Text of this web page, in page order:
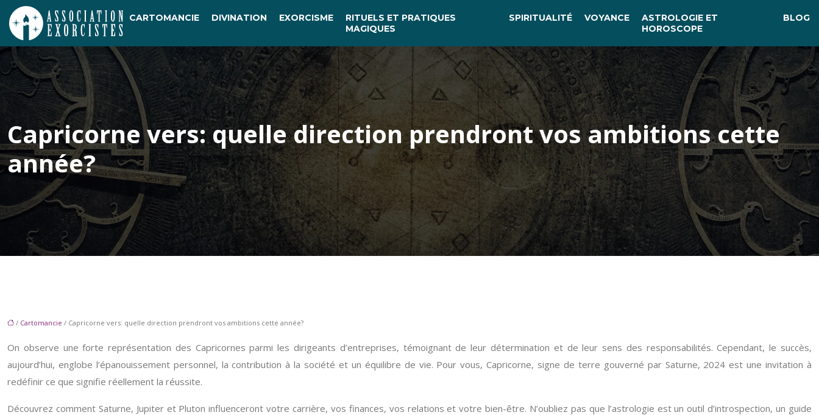
CARTOMANCIE DIVINATION EXORCISME
RITUELS ET PRATIQUES
MAGIQUES
SPIRITUALITÉ VOYANCE
ASTROLOGIE ET
HOROSCOPE
BLOG
Capricorne vers: quelle direction prendront vos ambitions cette
année?
/ Cartomancie / Capricorne vers: quelle direction prendront vos ambitions cette année?
On observe une forte représentation des Capricornes parmi les dirigeants d’entreprises, témoignant de leur détermination et de leur sens des responsabilités. Cependant, le succès,
aujourd’hui, englobe l’épanouissement personnel, la contribution à la société et un équilibre de vie. Pour vous, Capricorne, signe de terre gouverné par Saturne, 2024 est une invitation à
redéfinir ce que signifie réellement la réussite.
Découvrez comment Saturne, Jupiter et Pluton influenceront votre carrière, vos finances, vos relations et votre bien-être. N’oubliez pas que l’astrologie est un outil d’introspection, un guide